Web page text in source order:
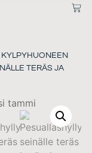
KYLPYHUONEEN
TERÄS JA